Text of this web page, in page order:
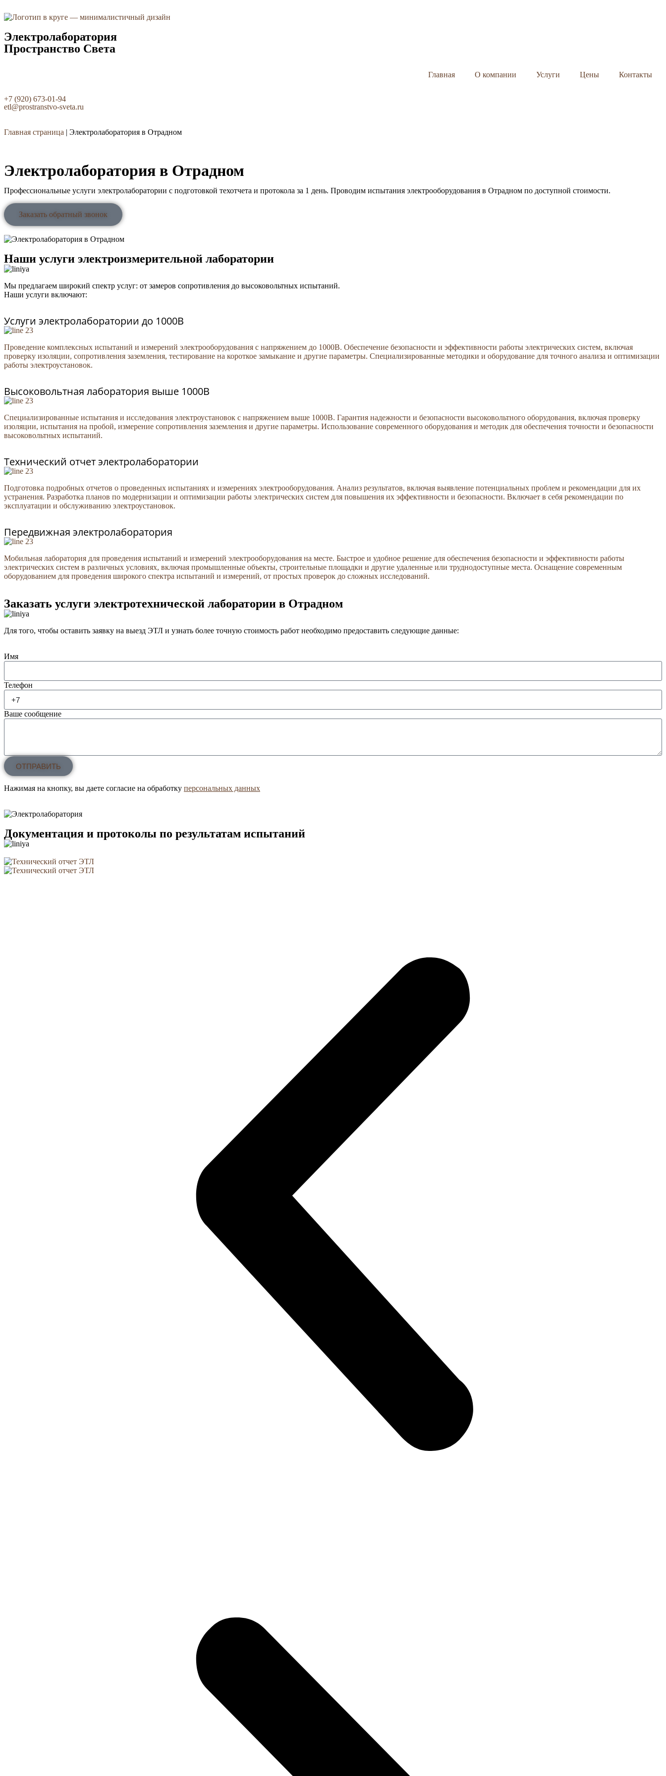
Электролаборатория
Пространство Света
Главная О компании Услуги Цены Контакты
+7 (920) 673-01-94
etl@prostranstvo-sveta.ru
Главная страница | Электролаборатория в Отрадном
Электролаборатория в Отрадном
Профессиональные услуги электролаборатории с подготовкой техотчета и протокола за 1 день. Проводим испытания электрооборудования в Отрадном по доступной стоимости.
Заказать обратный звонок
Наши услуги электроизмерительной лаборатории
Мы предлагаем широкий спектр услуг: от замеров сопротивления до высоковольтных испытаний.
Наши услуги включают:
Услуги электролаборатории до 1000В
Проведение комплексных испытаний и измерений электрооборудования с напряжением до 1000В. Обеспечение безопасности и эффективности работы электрических систем, включая
проверку изоляции, сопротивления заземления, тестирование на короткое замыкание и другие параметры. Специализированные методики и оборудование для точного анализа и оптимизации
работы электроустановок.
Высоковольтная лаборатория выше 1000В
Специализированные испытания и исследования электроустановок с напряжением выше 1000В. Гарантия надежности и безопасности высоковольтного оборудования, включая проверку
изоляции, испытания на пробой, измерение сопротивления заземления и другие параметры. Использование современного оборудования и методик для обеспечения точности и безопасности
высоковольтных испытаний.
Технический отчет электролаборатории
Подготовка подробных отчетов о проведенных испытаниях и измерениях электрооборудования. Анализ результатов, включая выявление потенциальных проблем и рекомендации для их
устранения. Разработка планов по модернизации и оптимизации работы электрических систем для повышения их эффективности и безопасности. Включает в себя рекомендации по
эксплуатации и обслуживанию электроустановок.
Передвижная электролаборатория
Мобильная лаборатория для проведения испытаний и измерений электрооборудования на месте. Быстрое и удобное решение для обеспечения безопасности и эффективности работы
электрических систем в различных условиях, включая промышленные объекты, строительные площадки и другие удаленные или труднодоступные места. Оснащение современным
оборудованием для проведения широкого спектра испытаний и измерений, от простых проверок до сложных исследований.
Заказать услуги электротехнической лаборатории в Отрадном
Для того, чтобы оставить заявку на выезд ЭТЛ и узнать более точную стоимость работ необходимо предоставить следующие данные:
Имя
Телефон
Ваше сообщение
ОТПРАВИТЬ
Нажимая на кнопку, вы даете согласие на обработку персональных данных
Документация и протоколы по результатам испытаний